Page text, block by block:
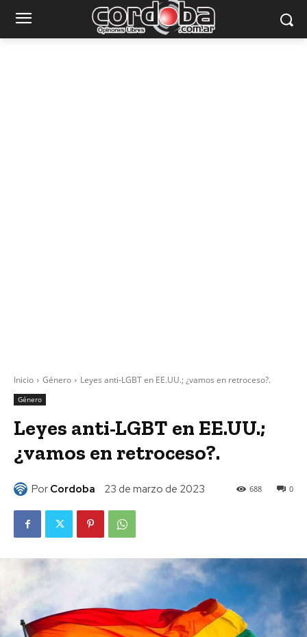
Inicio Género Leyes anti-LGBT en EE.UU.; ¿vamos en retroceso?.
Género
Leyes anti-LGBT en EE.UU.;
¿vamos en retroceso?.
Por Cordoba 23 de marzo de 2023 0
688